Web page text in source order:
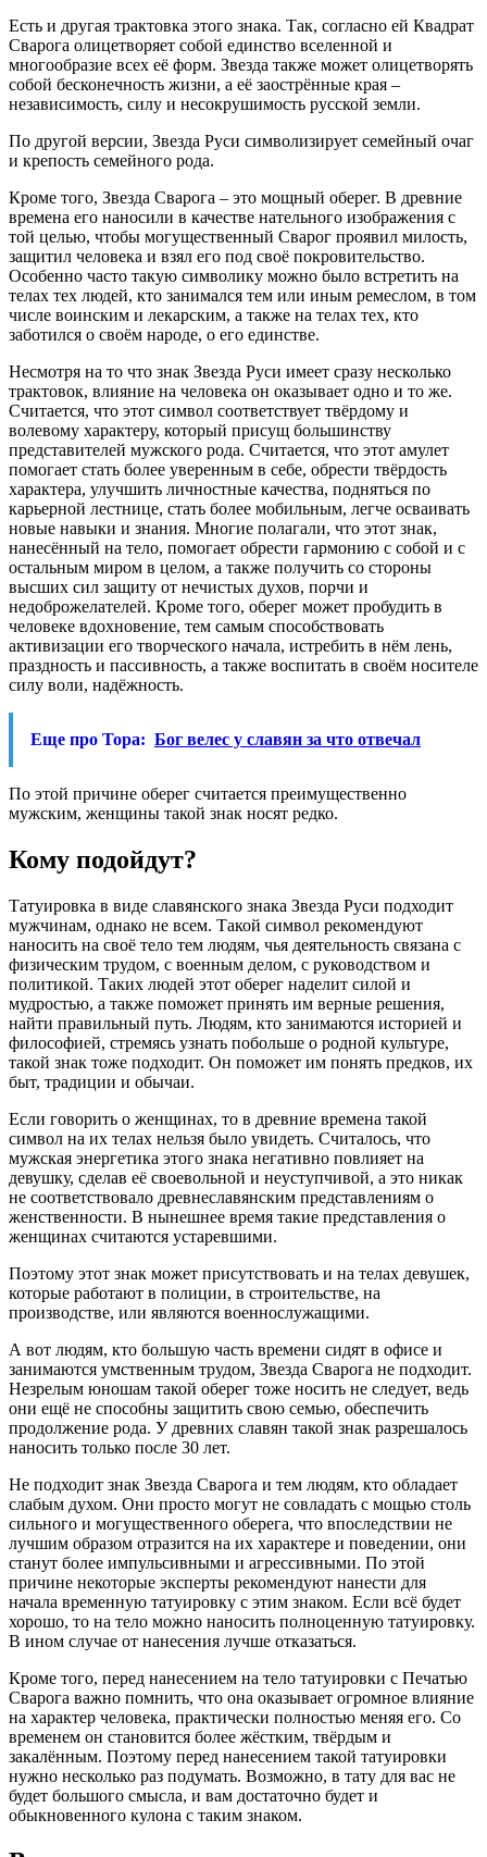
Есть и другая трактовка этого знака. Так, согласно ей Квадрат
Сварога олицетворяет собой единство вселенной и
многообразие всех её форм. Звезда также может олицетворять
собой бесконечность жизни, а её заострённые края –
независимость, силу и несокрушимость русской земли.
По другой версии, Звезда Руси символизирует семейный очаг
и крепость семейного рода.
Кроме того, Звезда Сварога – это мощный оберег. В древние
времена его наносили в качестве нательного изображения с
той целью, чтобы могущественный Сварог проявил милость,
защитил человека и взял его под своё покровительство.
Особенно часто такую символику можно было встретить на
телах тех людей, кто занимался тем или иным ремеслом, в том
числе воинским и лекарским, а также на телах тех, кто
заботился о своём народе, о его единстве.
Несмотря на то что знак Звезда Руси имеет сразу несколько
трактовок, влияние на человека он оказывает одно и то же.
Считается, что этот символ соответствует твёрдому и
волевому характеру, который присущ большинству
представителей мужского рода. Считается, что этот амулет
помогает стать более уверенным в себе, обрести твёрдость
характера, улучшить личностные качества, подняться по
карьерной лестнице, стать более мобильным, легче осваивать
новые навыки и знания. Многие полагали, что этот знак,
нанесённый на тело, помогает обрести гармонию с собой и с
остальным миром в целом, а также получить со стороны
высших сил защиту от нечистых духов, порчи и
недоброжелателей. Кроме того, оберег может пробудить в
человеке вдохновение, тем самым способствовать
активизации его творческого начала, истребить в нём лень,
праздность и пассивность, а также воспитать в своём носителе
силу воли, надёжность.
Еще про Тора: Бог велес у славян за что отвечал
По этой причине оберег считается преимущественно
мужским, женщины такой знак носят редко.
Кому подойдут?
Татуировка в виде славянского знака Звезда Руси подходит
мужчинам, однако не всем. Такой символ рекомендуют
наносить на своё тело тем людям, чья деятельность связана с
физическим трудом, с военным делом, с руководством и
политикой. Таких людей этот оберег наделит силой и
мудростью, а также поможет принять им верные решения,
найти правильный путь. Людям, кто занимаются историей и
философией, стремясь узнать побольше о родной культуре,
такой знак тоже подходит. Он поможет им понять предков, их
быт, традиции и обычаи.
Если говорить о женщинах, то в древние времена такой
символ на их телах нельзя было увидеть. Считалось, что
мужская энергетика этого знака негативно повлияет на
девушку, сделав её своевольной и неуступчивой, а это никак
не соответствовало древнеславянским представлениям о
женственности. В нынешнее время такие представления о
женщинах считаются устаревшими.
Поэтому этот знак может присутствовать и на телах девушек,
которые работают в полиции, в строительстве, на
производстве, или являются военнослужащими.
А вот людям, кто большую часть времени сидят в офисе и
занимаются умственным трудом, Звезда Сварога не подходит.
Незрелым юношам такой оберег тоже носить не следует, ведь
они ещё не способны защитить свою семью, обеспечить
продолжение рода. У древних славян такой знак разрешалось
наносить только после 30 лет.
Не подходит знак Звезда Сварога и тем людям, кто обладает
слабым духом. Они просто могут не совладать с мощью столь
сильного и могущественного оберега, что впоследствии не
лучшим образом отразится на их характере и поведении, они
станут более импульсивными и агрессивными. По этой
причине некоторые эксперты рекомендуют нанести для
начала временную татуировку с этим знаком. Если всё будет
хорошо, то на тело можно наносить полноценную татуировку.
В ином случае от нанесения лучше отказаться.
Кроме того, перед нанесением на тело татуировки с Печатью
Сварога важно помнить, что она оказывает огромное влияние
на характер человека, практически полностью меняя его. Со
временем он становится более жёстким, твёрдым и
закалённым. Поэтому перед нанесением такой татуировки
нужно несколько раз подумать. Возможно, в тату для вас не
будет большого смысла, и вам достаточно будет и
обыкновенного кулона с таким знаком.